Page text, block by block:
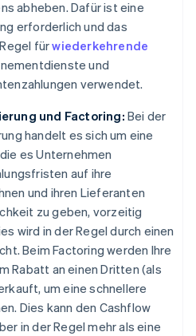
abheben. Dafür ist eine
erforderlich und das
fürwiederkehrende
und
verwendet.
und Factoring: Bei der
handelt es sich um eine
es Unternehmen
auf ihre
und ihren Lieferanten
zu geben, vorzeitig
wird in der Regel durch einen
Beim Factoring werden Ihre
Rabatt an einen Dritten (als
um eine schnellere
Dies kann den Cashflow
in der Regel mehr als eine